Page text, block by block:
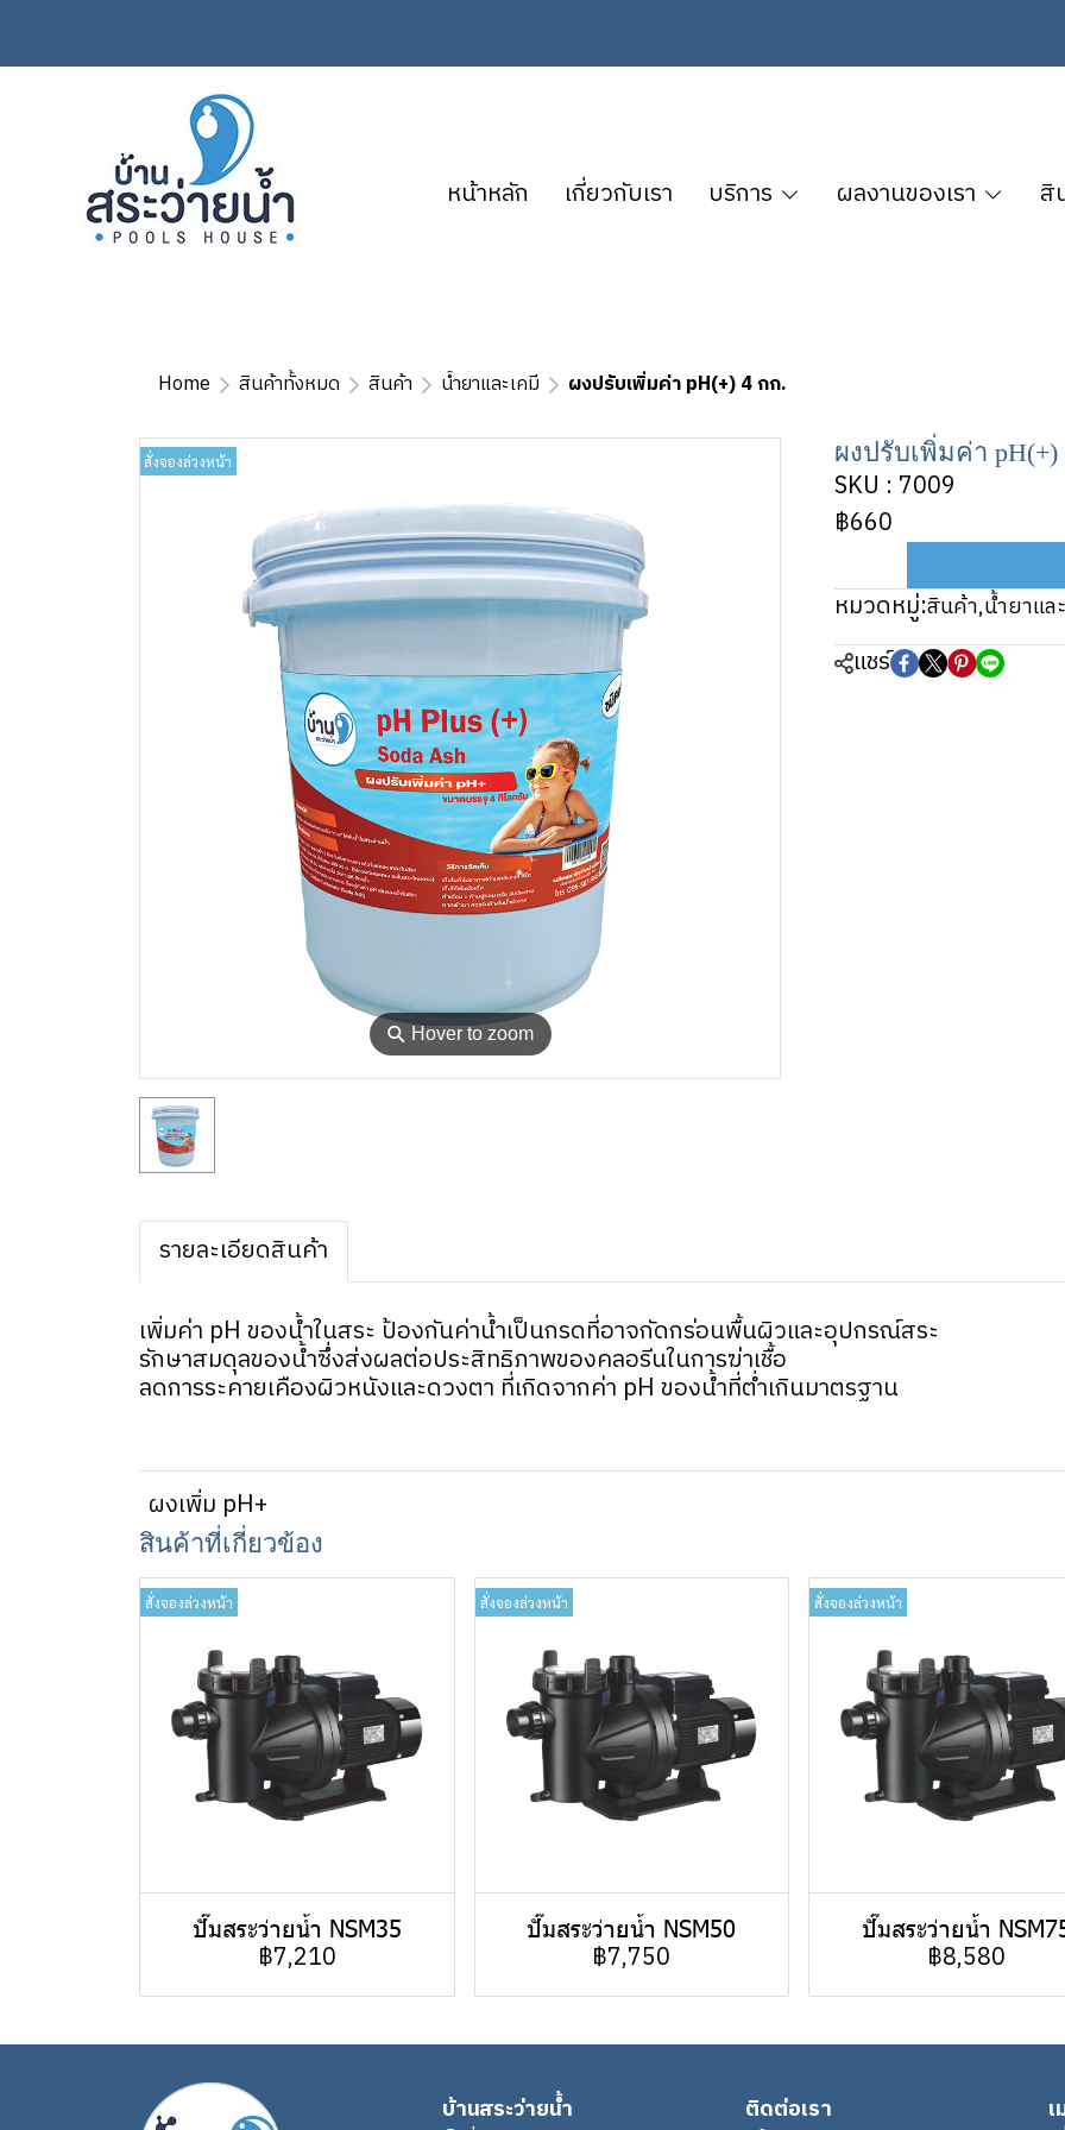
หน้าหลัก เกี่ยวกับเรา บริการ ผลงานของเรา สิ
Home สินค้าทั้งหมด สินค้า น้ำยาและเคมี ผงปรับเพิ่มค่า pH(+) 4 กก.
⚲Hover to zoom
สั่งจองล่วงหน้า ผงปรับเพิ่มค่า pH(+)
SKU : 7009
฿660
หมวดหมู่:สินค้า,น้ำยาแล
แชร์
รายละเอียดสินค้า
เพิ่มค่า pH ของน้ำในสระ ป้องกันค่าน้ำเป็นกรดที่อาจกัดกร่อนพื้นผิวและอุปกรณ์สระ
รักษาสมดุลของน้ำซึ่งส่งผลต่อประสิทธิภาพของคลอรีนในการฆ่าเชื้อ
ลดการระคายเคืองผิวหนังและดวงตา ที่เกิดจากค่า pH ของน้ำที่ต่ำเกินมาตรฐาน
ผงเพิ่ม pH+
สินค้าที่เกี่ยวข้อง
สั่งจองล่วงหน้า
ปั๊มสระว่ายน้ำ NSM35
฿7,210
สั่งจองล่วงหน้า
ปั๊มสระว่ายน้ำ NSM50
฿7,750
สั่งจองล่วงหน้า
ปั๊มสระว่ายน้ำ
฿8,580
บ้านสระว่ายน้ำ
ติดต่อเรา